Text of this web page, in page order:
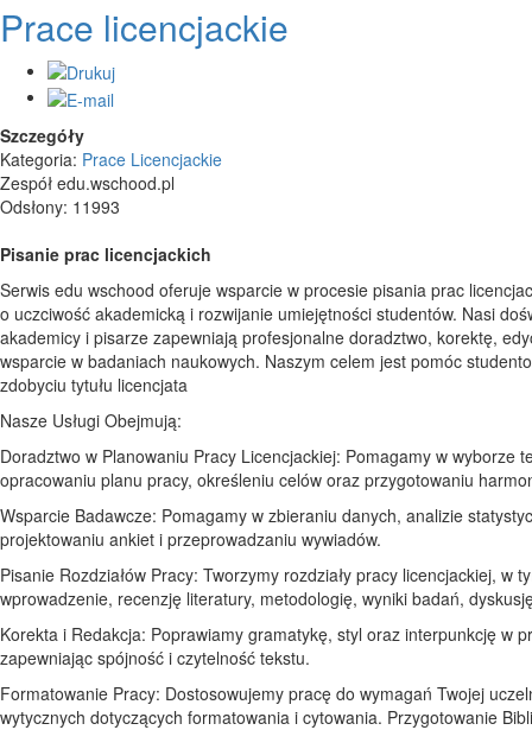
Prace licencjackie
Szczegóły
Kategoria: Prace Licencjackie
Zespół edu.wschood.pl
Odsłony: 11993
Pisanie prac licencjackich
Serwis edu wschood oferuje wsparcie w procesie pisania prac
o uczciwość akademicką i rozwijanie umiejętności studentów. Nasi
akademicy i pisarze zapewniają profesjonalne doradztwo, korektę,
wsparcie w badaniach naukowych. Naszym celem jest pomóc
zdobyciu tytułu licencjata
Nasze Usługi Obejmują:
Doradztwo w Planowaniu Pracy Licencjackiej: Pomagamy w wyborze
opracowaniu planu pracy, określeniu celów oraz przygotowaniu
Wsparcie Badawcze: Pomagamy w zbieraniu danych, analizie
projektowaniu ankiet i przeprowadzaniu wywiadów.
Pisanie Rozdziałów Pracy: Tworzymy rozdziały pracy licencjackiej, w
wprowadzenie, recenzję literatury, metodologię, wyniki badań,
Korekta i Redakcja: Poprawiamy gramatykę, styl oraz interpunkcję w
zapewniając spójność i czytelność tekstu.
Formatowanie Pracy: Dostosowujemy pracę do wymagań Twojej
wytycznych dotyczących formatowania i cytowania. Przygotowanie